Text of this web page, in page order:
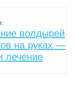
волдырей
на руках —
лечение